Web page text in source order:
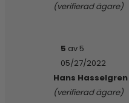
(verifierad ägare)
5 av 5
05/27/2022
Hans Hasselgren
(verifierad ägare)